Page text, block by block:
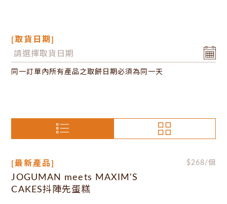
[取貨日期]
同一訂單內所有產品之取餅日期必須為同一天
[最新產品] $268/個
JOGUMAN meets MAXIM'S
CAKES抖陣先蛋糕